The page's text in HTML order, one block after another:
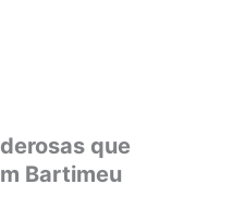
que
Bartimeu